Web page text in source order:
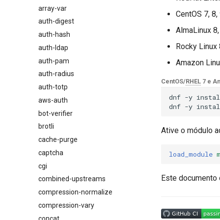
$browser_name
$browser_version
$device_brand
$device_json
$device_model
$device_type
$is_ai_crawler
$is_bot
$is_console
$is_desktop
$is_mobile
$is_tablet
$is_wearable
$os_family
$os_name
$os_version
array-var
auth-digest
auth-hash
auth-ldap
auth-pam
auth-radius
auth-totp
aws-auth
bot-verifier
brotli
cache-purge
captcha
cgi
combined-upstreams
compression-normalize
compression-vary
concat
CentOS 7, 8,
AlmaLinux
Rocky Linux
Amazon
CentOS/RHEL 7 e
dnf -y
dnf -y
Ative o módulo
load_module
Este